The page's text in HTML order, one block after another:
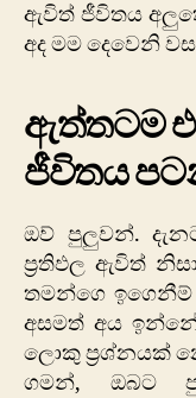
ඇවිත් ජීවිතය
අද මම දෙවෙනි
ඇත්තටම
ජීවිතය
ඔව් පුලුවන්.
ප්‍රතිඵල ඇවිත්
තමන්ගෙ
අසමත් අය
ලොකු ප්‍රශ්නයක්
ගමන්, ඔබට